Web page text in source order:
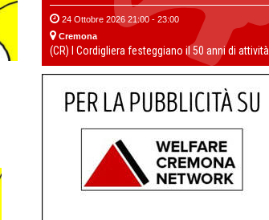
24 Ottobre 2026 21:00 - 23:00
Cremona
(CR) I Cordigliera festeggiano il 50 anni di attività